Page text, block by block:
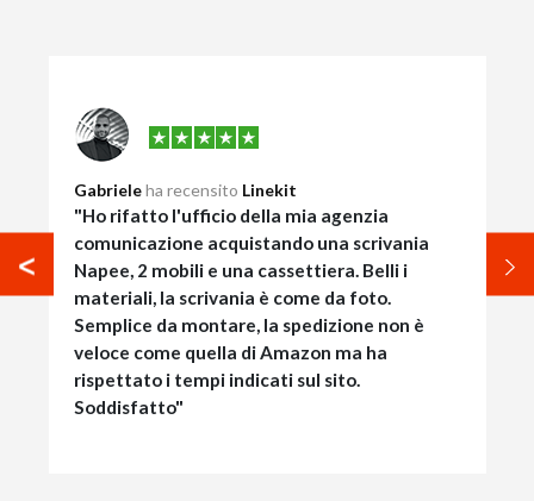
Gabrieleha recensito Linekit
"Ho rifatto l'ufficio della mia agenzia
comunicazione acquistando una scrivania
Napee, 2 mobili e una cassettiera. Belli i
materiali, la scrivania è come da foto.
Semplice da montare, la spedizione non è
veloce come quella di Amazon ma ha
rispettato i tempi indicati sul sito.
Soddisfatto"